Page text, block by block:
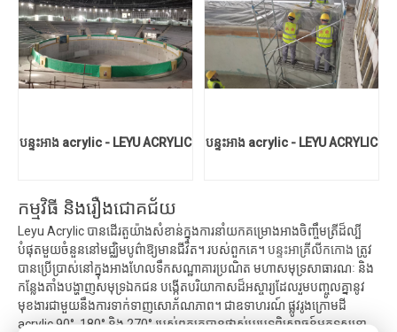
បន្ទះអាង acrylic - LEYU ACRYLIC បន្ទះអាង acrylic - LEYU ACRYLIC
កម្មវិធី និងរឿងជោគជ័យ
Leyu Acrylic បានដើរតួយ៉ាងសំខាន់ក្នុងការនាំយកគម្រោងអាងចិញ្ចឹមត្រីដ៏ល្បី
បំផុតមួយចំនួននៅមជ្ឈិមបូព៌ាឱ្យមានជីវិត។ របស់ពួកគេ។ បន្ទះអាគ្រីលីកកោង ត្រូវ
បានប្រើប្រាស់នៅក្នុងអាងហែលទឹកសណ្ឋាគារប្រណិត មហាសមុទ្រសាធារណៈ និង
កន្លែងតាំងបង្ហាញសមុទ្រឯកជន បង្កើតបរិយាកាសដ៏អស្ចារ្យដែលរួមបញ្ចូលគ្នានូវ
មុខងារជាមួយនឹងការទាក់ទាញសោភ័ណភាព។ ជាឧទាហរណ៍ ផ្លូវរូងក្រោមដី
acrylic 90°, 180° និង 270° របស់ពួកគេបានផ្លាស់ប្តូរបទពិសោធន៍អ្នកទស្សនា